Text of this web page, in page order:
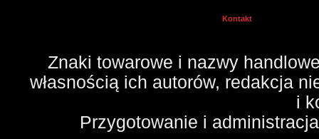
Kontakt
Znaki towarowe i nazwy
własnością ich autorów, redakcja
i
Przygotowanie i